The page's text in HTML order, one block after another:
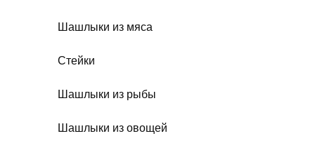
Шашлыки из мяса
Стейки
Шашлыки из рыбы
Шашлыки из овощей